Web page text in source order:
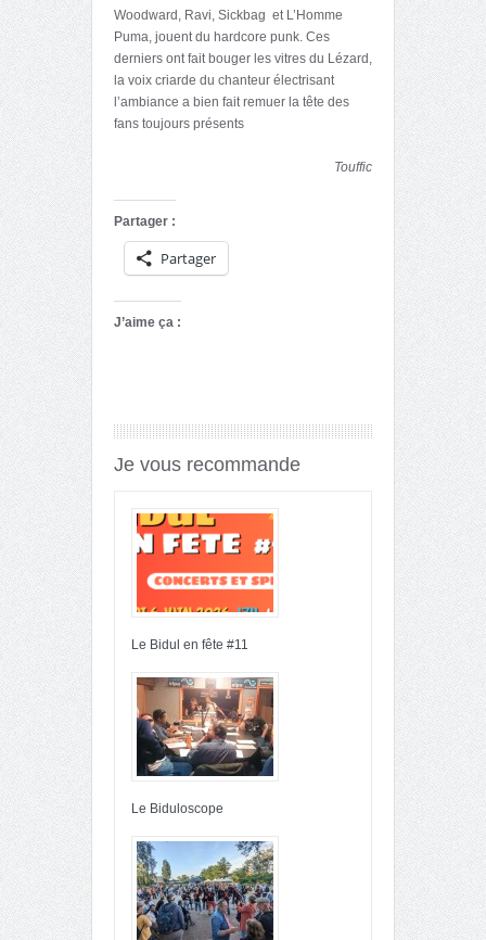
Woodward, Ravi, Sickbag et L’Homme
Puma, jouent du hardcore punk. Ces
derniers ont fait bouger les vitres du Lézard,
la voix criarde du chanteur électrisant
l’ambiance a bien fait remuer la tête des
fans toujours présents
Touffic
Partager :
Partager
J’aime ça :
Je vous recommande
Le Bidul en fête #11
Le Biduloscope